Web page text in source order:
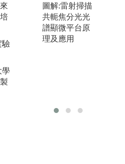
驗
學
課程內容訓練
學生由市場，
生活或報導中
構思新穎產
圖解:雷射掃描
共軛焦分光光
譜顯微平台原
理及應用